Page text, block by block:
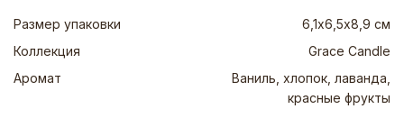
Размер упаковки
6,1х6,5х8,9 см
Коллекция
Grace Candle
Аромат
Ваниль, хлопок, лаванда,
красные фрукты